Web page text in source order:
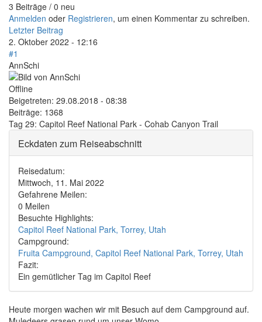
3 Beiträge / 0 neu
Anmelden oder Registrieren, um einen Kommentar zu schreiben.
Letzter Beitrag
2. Oktober 2022 - 12:16
#1
AnnSchi
Offline
Beigetreten: 29.08.2018 - 08:38
Beiträge: 1368
Tag 29: Capitol Reef National Park - Cohab Canyon Trail
Eckdaten zum Reiseabschnitt
Reisedatum:
Mittwoch, 11. Mai 2022
Gefahrene Meilen:
0 Meilen
Besuchte Highlights:
Capitol Reef National Park, Torrey, Utah
Campground:
Fruita Campground, Capitol Reef National Park, Torrey, Utah
Fazit:
Ein gemütlicher Tag im Capitol Reef
Heute morgen wachen wir mit Besuch auf dem Campground auf.